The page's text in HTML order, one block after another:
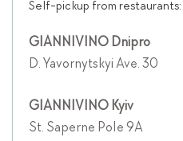
Self-pickup from restaurants:
GIANNIVINO Dnipro
D. Yavornytskyi Ave. 30
GIANNIVINO Kyiv
St. Saperne Pole 9A